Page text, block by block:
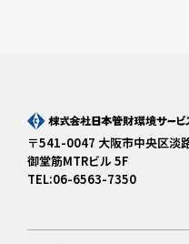
〒541-0047 大阪市中央区淡
御堂筋MTRビル 5F
TEL:06-6563-7350